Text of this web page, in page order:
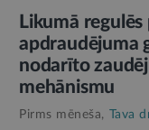
Likumā
apdraudējuma
nodarīto
mehānismu
Pirms mēneša, Tava